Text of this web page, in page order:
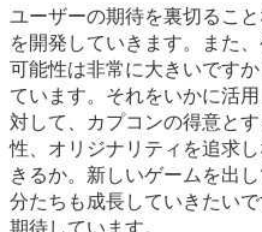
ユーザーの期待を裏切るこ
を開発していきます。また
可能性は非常に大きいです
ています。それをいかに活
対して、カプコンの得意と
性、オリジナリティを追求
きるか。新しいゲームを出
分たちも成長していきたい